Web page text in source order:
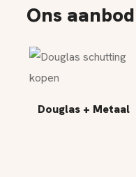
Ons
Douglas + Metaal